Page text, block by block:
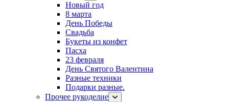
Новый год
8 марта
День Победы
Свадьба
Букеты из конфет
Пасха
23 февраля
День Святого Валентина
Разные техники
Подарки разные.
Прочее рукоделие